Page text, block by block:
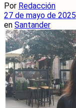
Por Redacción
27 de mayo de 2025
en Santander